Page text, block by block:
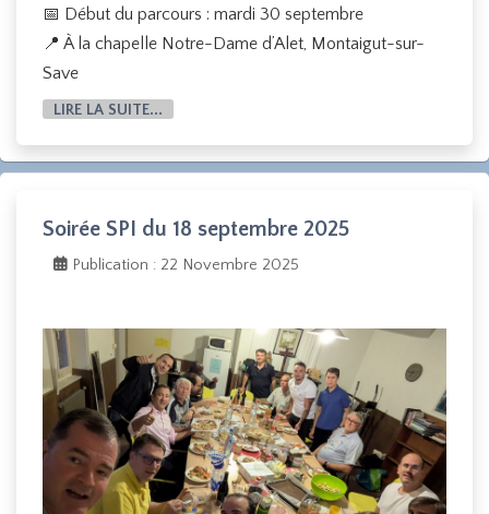
📅 Début du parcours : mardi 30 septembre
📍 À la chapelle Notre-Dame d’Alet, Montaigut-sur-
Save
LIRE LA SUITE...
Soirée SPI du 18 septembre 2025
Publication : 22 Novembre 2025